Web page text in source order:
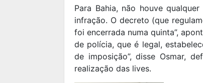
Para Bahia, não houve
infração. O decreto (que
foi encerrada numa quinta”,
de polícia, que é legal,
de imposição”, disse Osmar,
realização das lives.